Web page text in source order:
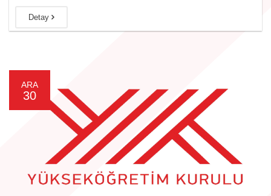
Detay
ARA
30